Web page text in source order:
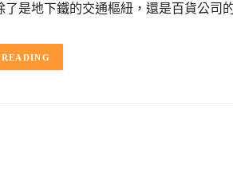
了是地下鐵的交通樞紐，還是百貨公司